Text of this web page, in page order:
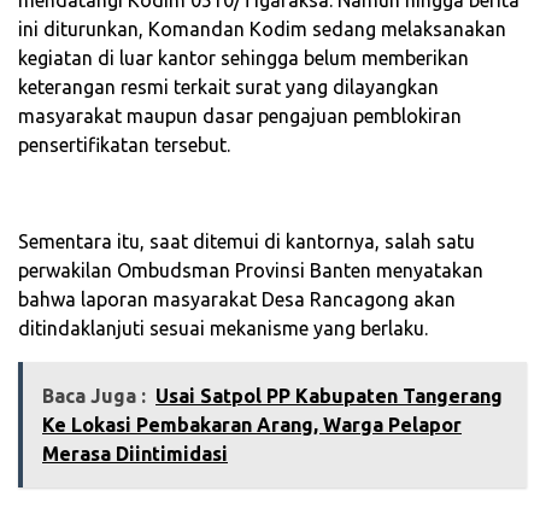
ini diturunkan, Komandan Kodim sedang melaksanakan
kegiatan di luar kantor sehingga belum memberikan
keterangan resmi terkait surat yang dilayangkan
masyarakat maupun dasar pengajuan pemblokiran
pensertifikatan tersebut.
‎Sementara itu, saat ditemui di kantornya, salah satu
perwakilan Ombudsman Provinsi Banten menyatakan
bahwa laporan masyarakat Desa Rancagong akan
ditindaklanjuti sesuai mekanisme yang berlaku.
Baca Juga : Usai Satpol PP Kabupaten Tangerang
Ke Lokasi Pembakaran Arang, Warga Pelapor
Merasa Diintimidasi